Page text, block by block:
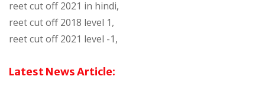
Health Insurance Plans For Teachers and
Family | Complete Guide For Teachers
Best Term Insurance Plans For Teachers
reet cut off 2021 in hindi,
reet cut off 2018 level 1,
reet cut off 2021 level -1,
Latest News Article: